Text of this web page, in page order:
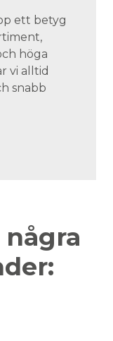
ett betyg
höga
vi alltid
snabb